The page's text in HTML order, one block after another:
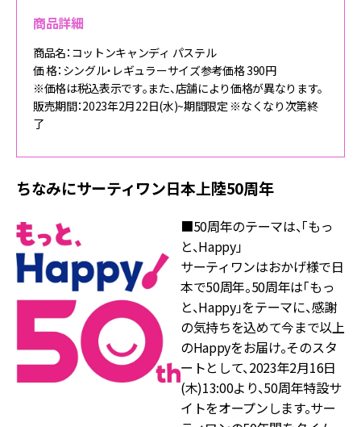
商品詳細
商品名：コットンキャンディ パステル
価 格：シングル・レギュラーサイズ参考価格 390円
※価格は税込表示です。また、店舗により価格が異なります。
販売期間：2023年2月22日(水)~期間限定 ※なくなり次第終
了
ちなみにサーティワン日本上陸50周年
■50周年のテーマは、「もっ
と、Happy」
サーティワンはおかげ様で日
本で50周年。50周年は「もっ
と、Happy」をテーマに、感謝
の気持ちを込めて今まで以上
のHappyをお届け。そのスタ
ートとして、2023年2月16日
(木)13:00より、50周年特設サ
イトをオープンします。サー